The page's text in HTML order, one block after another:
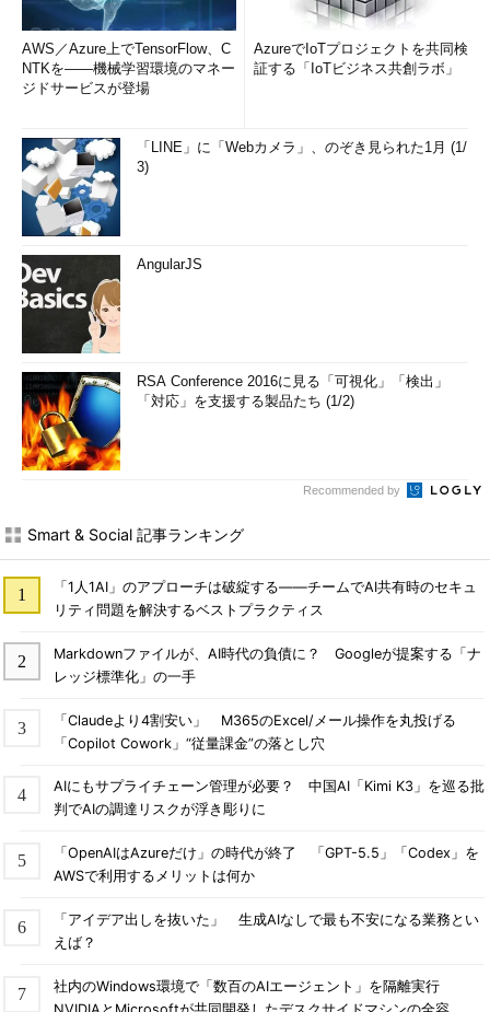
AWS／Azure上でTensorFlow、C
NTKを――機械学習環境のマネー
ジドサービスが登場
AzureでIoTプロジェクトを共同検
証する「IoTビジネス共創ラボ」
「LINE」に「Webカメラ」、のぞき見られた1月 (1/
3)
AngularJS
RSA Conference 2016に見る「可視化」「検出」
「対応」を支援する製品たち (1/2)
Recommended by
Smart & Social 記事ランキング
「1人1AI」のアプローチは破綻する――チームでAI共有時のセキュ
リティ問題を解決するベストプラクティス
Markdownファイルが、AI時代の負債に？ Googleが提案する「ナ
レッジ標準化」の一手
「Claudeより4割安い」 M365のExcel/メール操作を丸投げる
「Copilot Cowork」“従量課金”の落とし穴
AIにもサプライチェーン管理が必要？ 中国AI「Kimi K3」を巡る批
判でAIの調達リスクが浮き彫りに
「OpenAIはAzureだけ」の時代が終了 「GPT-5.5」「Codex」を
AWSで利用するメリットは何か
「アイデア出しを抜いた」 生成AIなしで最も不安になる業務とい
えば？
社内のWindows環境で「数百のAIエージェント」を隔離実行